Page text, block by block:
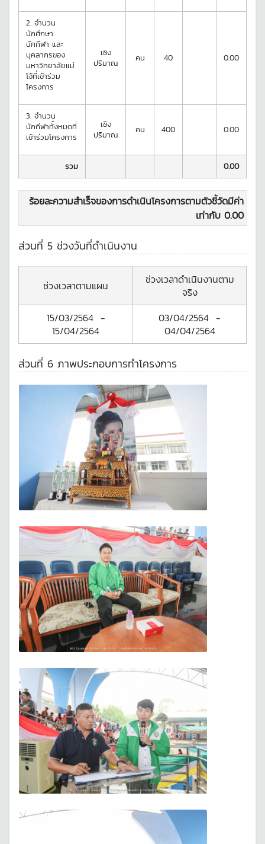
2. จำนวน
นักศึกษา
นักกีฬา และ
บุคลากรของ
มหาวิทยาลัยแม่
โจ้ที่เข้าร่วม
โครงการ
เชิง
ปริมาณ
คน 40 0.00
3. จำนวน
นักกีฬาทั้งหมดที่
เข้าร่วมโครงการ
เชิง
ปริมาณ
คน 400 0.00
รวม 0.00
ร้อยละความสำเร็จของการดำเนินโครงการตามตัวชี้วัดมีค่า
เท่ากับ 0.00
ส่วนที่ 5 ช่วงวันที่ดำเนินงาน
ช่วงเวลาตามแผน
ช่วงเวลาดำเนินงานตาม
จริง
15/03/2564-
15/04/2564
03/04/2564 -
04/04/2564
ส่วนที่ 6 ภาพประกอบการทำโครงการ